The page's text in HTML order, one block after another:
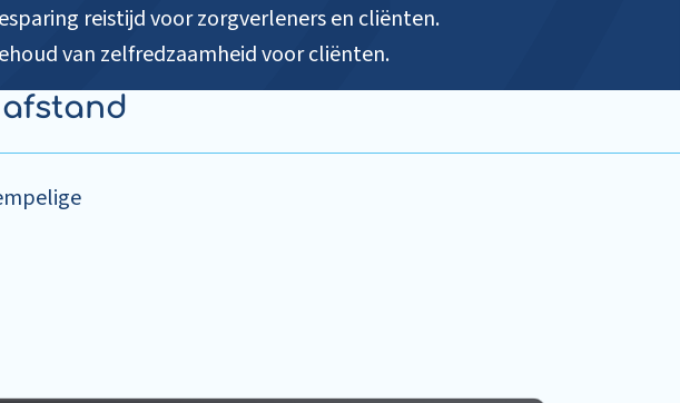
reistijd voor zorgverleners en cliënten.
van zelfredzaamheid voor cliënten.